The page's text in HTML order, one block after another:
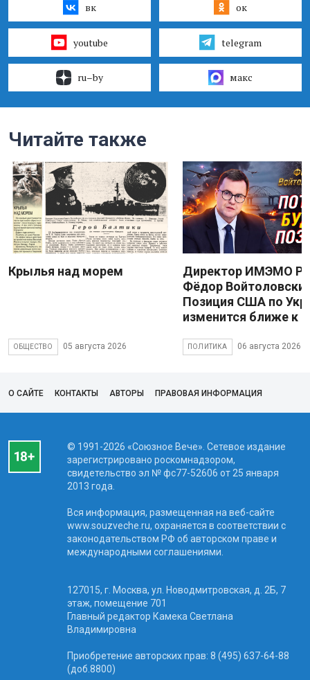
вк ок
youtube telegram
ru–by макс
Читайте также
Крылья над морем
ОБЩЕСТВО 05 августа 2026
Директор ИМЭМО
Фёдор
Позиция США по
изменится ближе к
ПОЛИТИКА 06 августа 2026
О САЙТЕ КОНТАКТЫ АВТОРЫ ПРАВОВАЯ ИНФОРМАЦИЯ
© 1991-2026 «Союзное Вече». Сетевое издание
зарегистрировано роскомнадзором,
свидетельство эл № фc77-52606 от 25 января
2013 года.
Вся информация, размещенная на веб-сайте
www.souzveche.ru, охраняется в соответствии с
законодательством РФ об авторском праве и
международными соглашениями.
127015, г. Москва, ул. Новодмитровская, д. 2Б, 7
этаж, помещение 701
Главный редактор Камека Светлана
Владимировна
Приобретение авторских прав: 8 (495) 637-64-88
(доб.8800)